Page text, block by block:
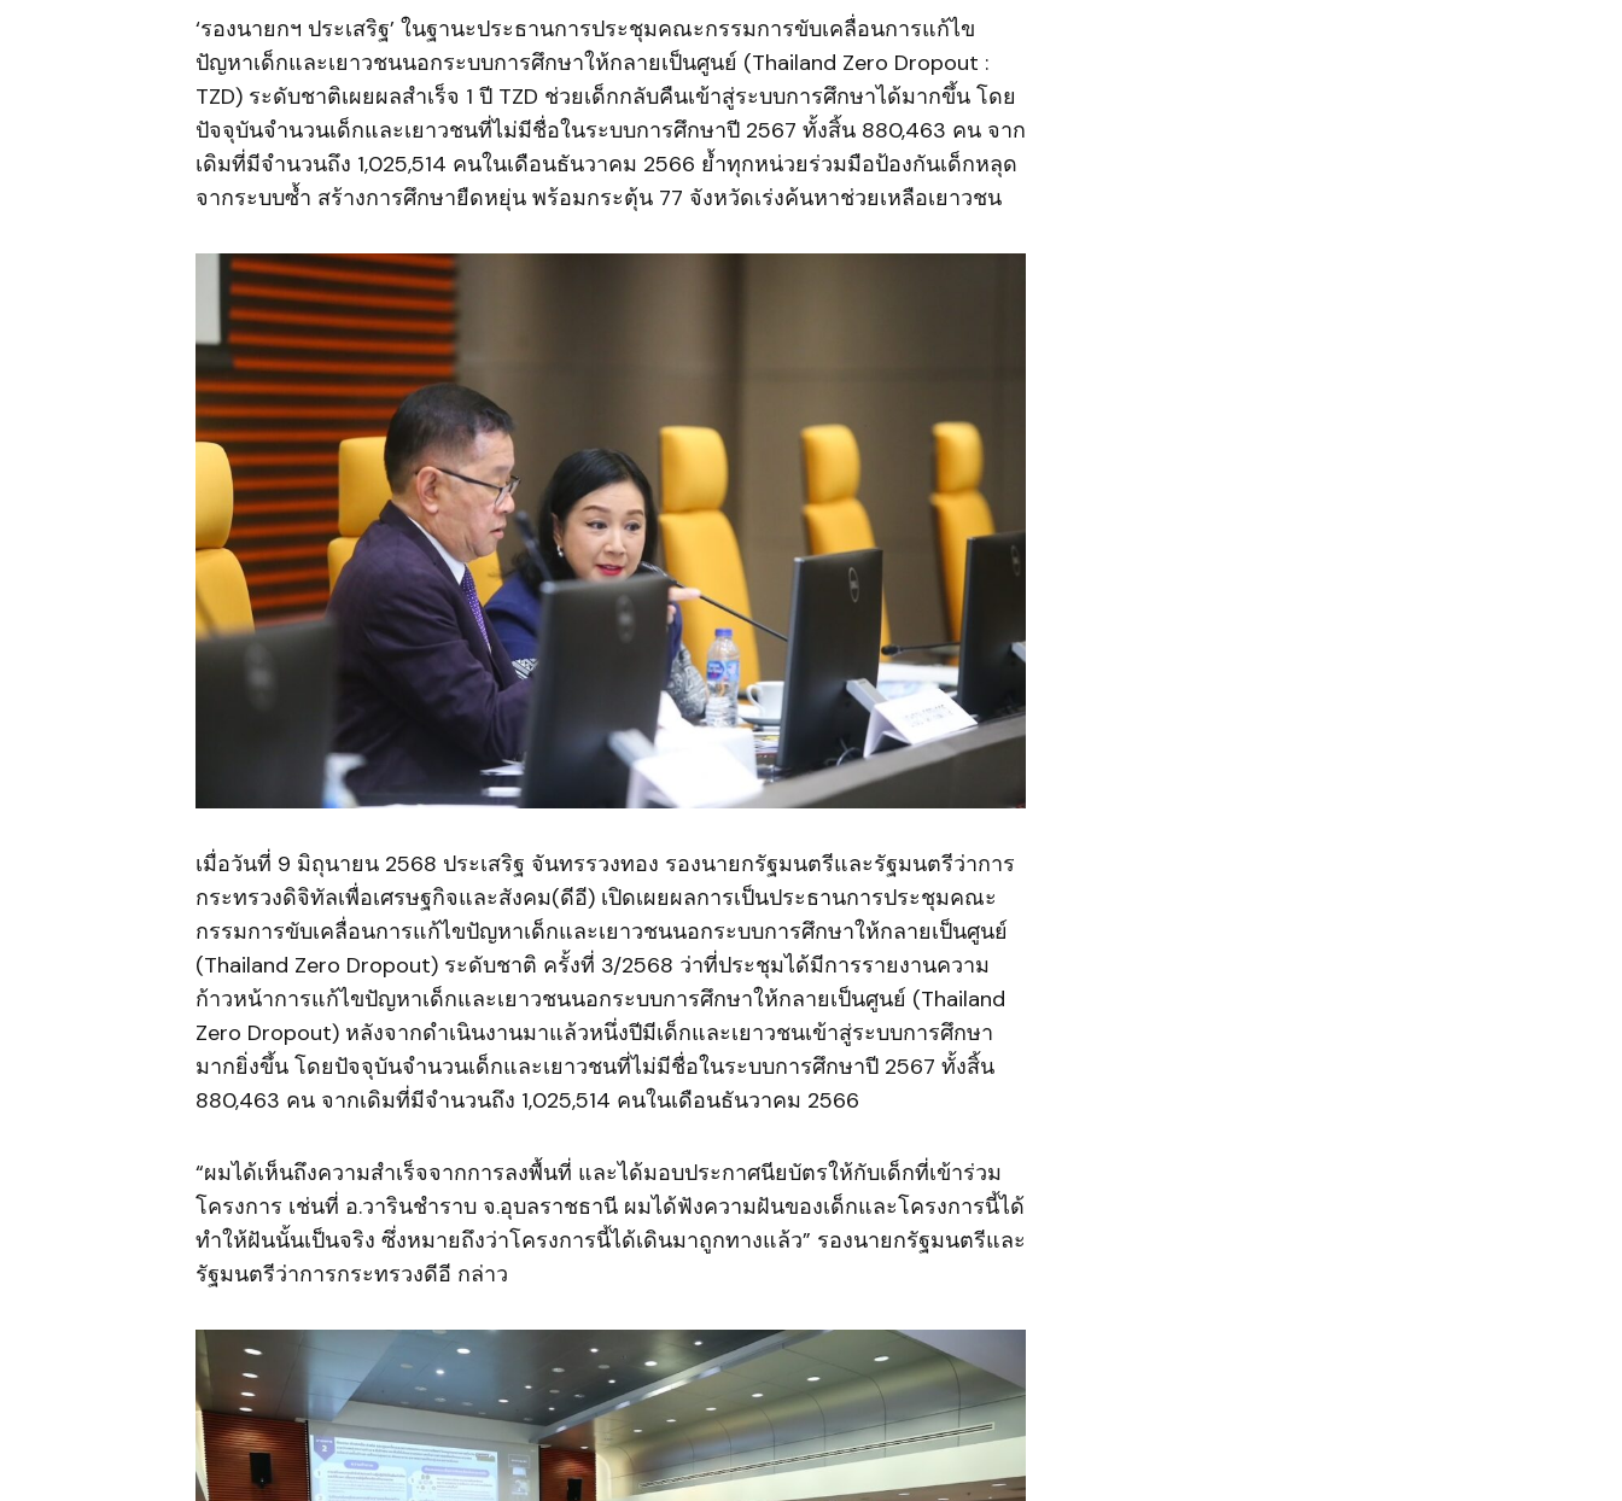
‘รองนายกฯ ประเสริฐ’ ในฐานะประธานการประชุมคณะกรรมการขับเคลื่อนการแก้ไข
ปัญหาเด็กและเยาวชนนอกระบบการศึกษาให้กลายเป็นศูนย์ (Thailand Zero Dropout :
TZD) ระดับชาติเผยผลสำเร็จ 1 ปี TZD ช่วยเด็กกลับคืนเข้าสู่ระบบการศึกษาได้มากขึ้น โดย
ปัจจุบันจำนวนเด็กและเยาวชนที่ไม่มีชื่อในระบบการศึกษาปี 2567 ทั้งสิ้น 880,463 คน จาก
เดิมที่มีจำนวนถึง 1,025,514 คนในเดือนธันวาคม 2566 ย้ำทุกหน่วยร่วมมือป้องกันเด็กหลุด
จากระบบซ้ำ สร้างการศึกษายืดหยุ่น พร้อมกระตุ้น 77 จังหวัดเร่งค้นหาช่วยเหลือเยาวชน
เมื่อวันที่ 9 มิถุนายน 2568 ประเสริฐ จันทรรวงทอง รองนายกรัฐมนตรีและรัฐมนตรีว่าการ
กระทรวงดิจิทัลเพื่อเศรษฐกิจและสังคม(ดีอี) เปิดเผยผลการเป็นประธานการประชุมคณะ
กรรมการขับเคลื่อนการแก้ไขปัญหาเด็กและเยาวชนนอกระบบการศึกษาให้กลายเป็นศูนย์
(Thailand Zero Dropout) ระดับชาติ ครั้งที่ 3/2568 ว่าที่ประชุมได้มีการรายงานความ
ก้าวหน้าการแก้ไขปัญหาเด็กและเยาวชนนอกระบบการศึกษาให้กลายเป็นศูนย์ (Thailand
Zero Dropout) หลังจากดำเนินงานมาแล้วหนึ่งปีมีเด็กและเยาวชนเข้าสู่ระบบการศึกษา
มากยิ่งขึ้น โดยปัจจุบันจำนวนเด็กและเยาวชนที่ไม่มีชื่อในระบบการศึกษาปี 2567 ทั้งสิ้น
880,463 คน จากเดิมที่มีจำนวนถึง 1,025,514 คนในเดือนธันวาคม 2566
“ผมได้เห็นถึงความสำเร็จจากการลงพื้นที่ และได้มอบประกาศนียบัตรให้กับเด็กที่เข้าร่วม
โครงการ เช่นที่ อ.วารินชำราบ จ.อุบลราชธานี ผมได้ฟังความฝันของเด็กและโครงการนี้ได้
ทำให้ฝันนั้นเป็นจริง ซึ่งหมายถึงว่าโครงการนี้ได้เดินมาถูกทางแล้ว” รองนายกรัฐมนตรีและ
รัฐมนตรีว่าการกระทรวงดีอี กล่าว